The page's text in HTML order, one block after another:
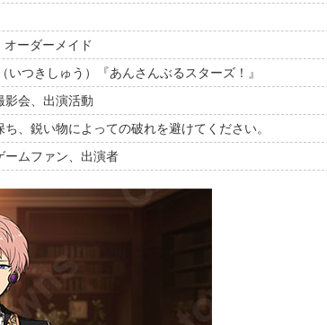
ーダーメイド
つきしゅう）『あんさんぶるスターズ！』
影会、出演活動
、鋭い物によっての破れを避けてください。
ームファン、出演者